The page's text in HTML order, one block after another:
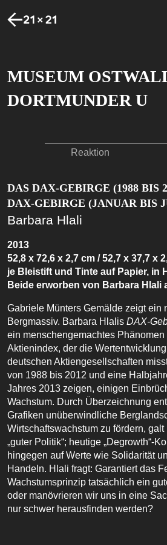
MUSEUM
DORTMUNDER U
Reaktion
DAS DAX-GEBIRGE (1988 BIS
DAX-GEBIRGE (JANUAR BIS
Barbara Hlali
2013
52,8 x 72,6 x 2,7 cm / 52,7 x 37,7 x
je Bleistift und Tinte auf Papier, in
Beide erworben von Barbara Hlali
Gabriele Münters Gemälde zeigt ein
Bergmassiv. Barbara Hlalis DAX-
ein menschengemachtes
Aktienindex, der die
deutschen Aktiengesellschaften
von 1988 bis 2012 und eine
Jahres 2013 zeigen, einigen
Wachstum. Durch Überzeichnung
Grafiken unüberwindliche
Wirtschaftswachstum zu fördern,
„guter Politik“; heutige „Degrowth“-
hingegen auf Werte wie Solidarität
Handeln. Hlali fragt: Garantiert das
Wachstumsprinzip tatsächlich ein
oder manövrieren wir uns in eine
nur schwer herausfinden werden?